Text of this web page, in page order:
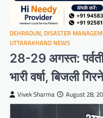
DEHRADUN, DISASTER
UTTARAKHAND NEWS
28-29 अगस्त:
भारी वर्षा, बिजली
Vivek Sharma August 28,